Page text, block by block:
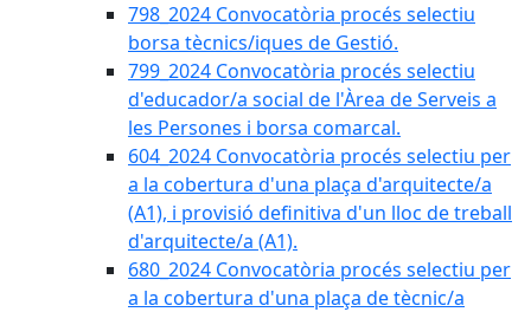
798_2024 Convocatòria procés selectiu
borsa tècnics/iques de Gestió.
799_2024 Convocatòria procés selectiu
d'educador/a social de l'Àrea de Serveis a
les Persones i borsa comarcal.
604_2024 Convocatòria procés selectiu per
a la cobertura d'una plaça d'arquitecte/a
(A1), i provisió definitiva d'un lloc de treball
d'arquitecte/a (A1).
680_2024 Convocatòria procés selectiu per
a la cobertura d'una plaça de tècnic/a